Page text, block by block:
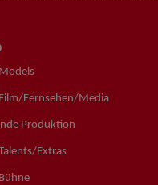
Fernsehen/Media
Produktion
Extras